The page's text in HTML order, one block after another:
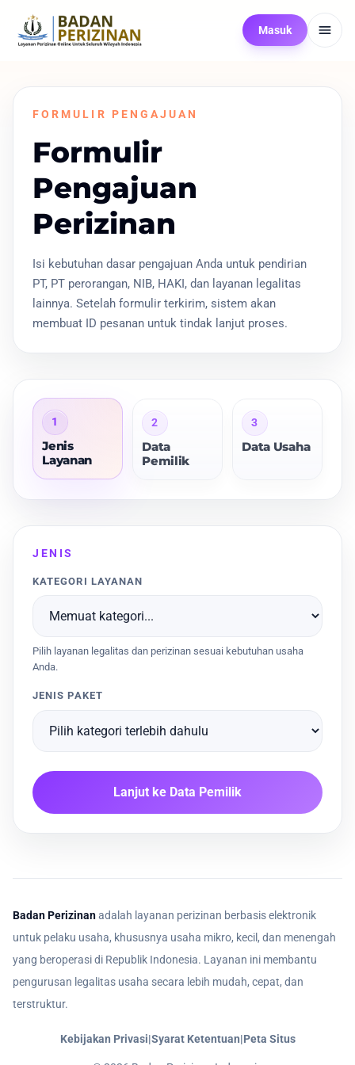
Masuk
FORMULIR PENGAJUAN
Formulir
Pengajuan
Perizinan
Isi kebutuhan dasar pengajuan Anda untuk pendirian
PT, PT perorangan, NIB, HAKI, dan layanan legalitas
lainnya. Setelah formulir terkirim, sistem akan
membuat ID pesanan untuk tindak lanjut proses.
1
Jenis
Layanan
2
Data
Pemilik
3
Data Usaha
JENIS
KATEGORI LAYANAN
Pilih layanan legalitas dan perizinan sesuai kebutuhan usaha
Anda.
JENIS PAKET
Lanjut ke Data Pemilik
Badan Perizinanadalah layanan perizinan berbasis elektronik
untuk pelaku usaha, khususnya usaha mikro, kecil, dan menengah
yang beroperasi di Republik Indonesia. Layanan ini membantu
pengurusan legalitas usaha secara lebih mudah, cepat, dan
terstruktur.
Kebijakan Privasi|Syarat Ketentuan|Peta Situs